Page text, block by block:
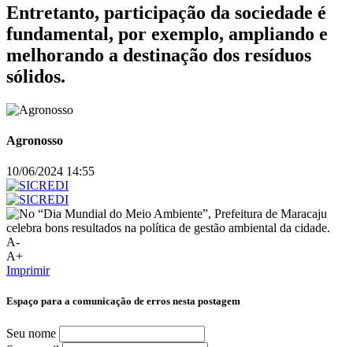
Entretanto, participação da sociedade é
fundamental, por exemplo, ampliando e
melhorando a destinação dos resíduos
sólidos.
Agronosso
10/06/2024 14:55
A-
A+
Imprimir
Espaço para a comunicação de erros nesta postagem
Seu nome